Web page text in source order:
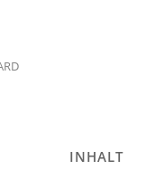
INHALT